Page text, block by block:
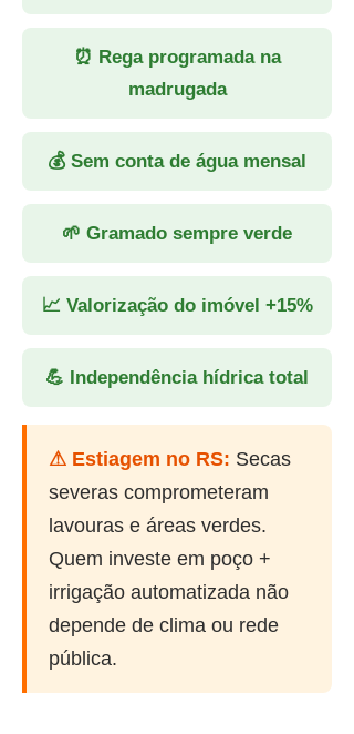
⏰ Rega programada na
madrugada
💰 Sem conta de água mensal
🌱 Gramado sempre verde
📈 Valorização do imóvel +15%
💪 Independência hídrica total
⚠ Estiagem no RS: Secas
severas comprometeram
lavouras e áreas verdes.
Quem investe em poço +
irrigação automatizada não
depende de clima ou rede
pública.